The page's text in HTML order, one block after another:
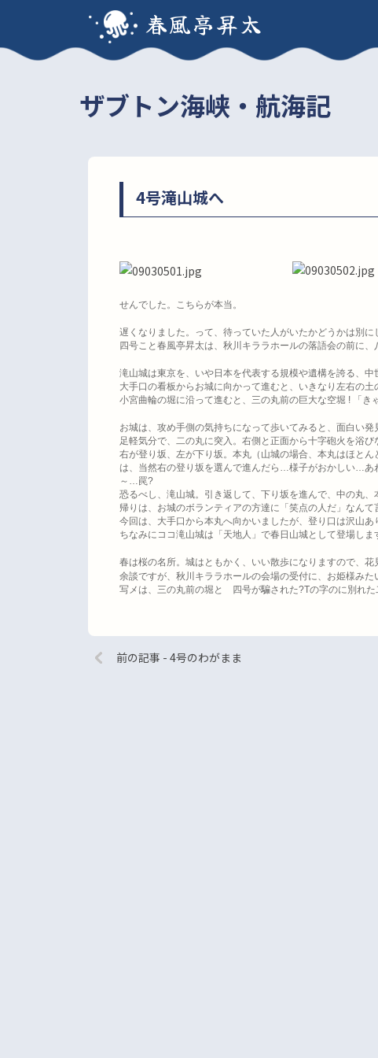
春風亭昇太
ザブトン海峡・航海記
4号滝山城へ
せんでした。こちらが本当。
遅くなりました。って、待っていた人がいたかどうかは別に
四号こと春風亭昇太は、秋川キララホールの落語会の前に、
滝山城は東京を、いや日本を代表する規模や遺構を誇る、中
大手口の看板からお城に向かって進むと、いきなり左右の
小宮曲輪の堀に沿って進むと、三の丸前の巨大な空堀 ! 「
お城は、攻め手側の気持ちになって歩いてみると、面白い発
足軽気分で、二の丸に突入。右側と正面から十字砲火を浴
右が登り坂、左が下り坂。本丸（山城の場合、本丸はほと
は、当然右の登り坂を選んで進んだら …様子がおかしい…あ
～ …罠?
恐るべし、滝山城。引き返して、下り坂を進んで、中の丸、
帰りは、お城のボランティアの方達に「笑点の人だ」なん
今回は、大手口から本丸へ向かいましたが、登り口は沢山
ちなみにココ滝山城は「天地人」で春日山城として登場しま
春は桜の名所。城はともかく、いい散歩になりますので、花
余談ですが、秋川キララホールの会場の受付に、お姫様み
写メは、三の丸前の堀と 四号が騙された?Tの字のに別れた
前の記事 - 4号のわがまま